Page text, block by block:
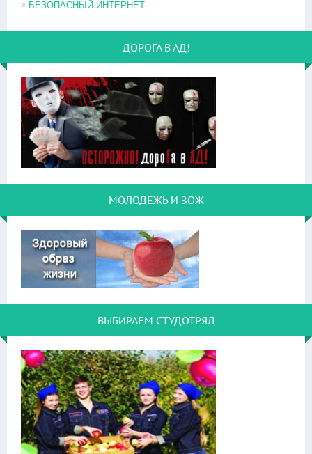
БЕЗОПАСНЫЙ ИНТЕРНЕТ
ДОРОГА В АД!
МОЛОДЕЖЬ И ЗОЖ
ВЫБИРАЕМ СТУДОТРЯД